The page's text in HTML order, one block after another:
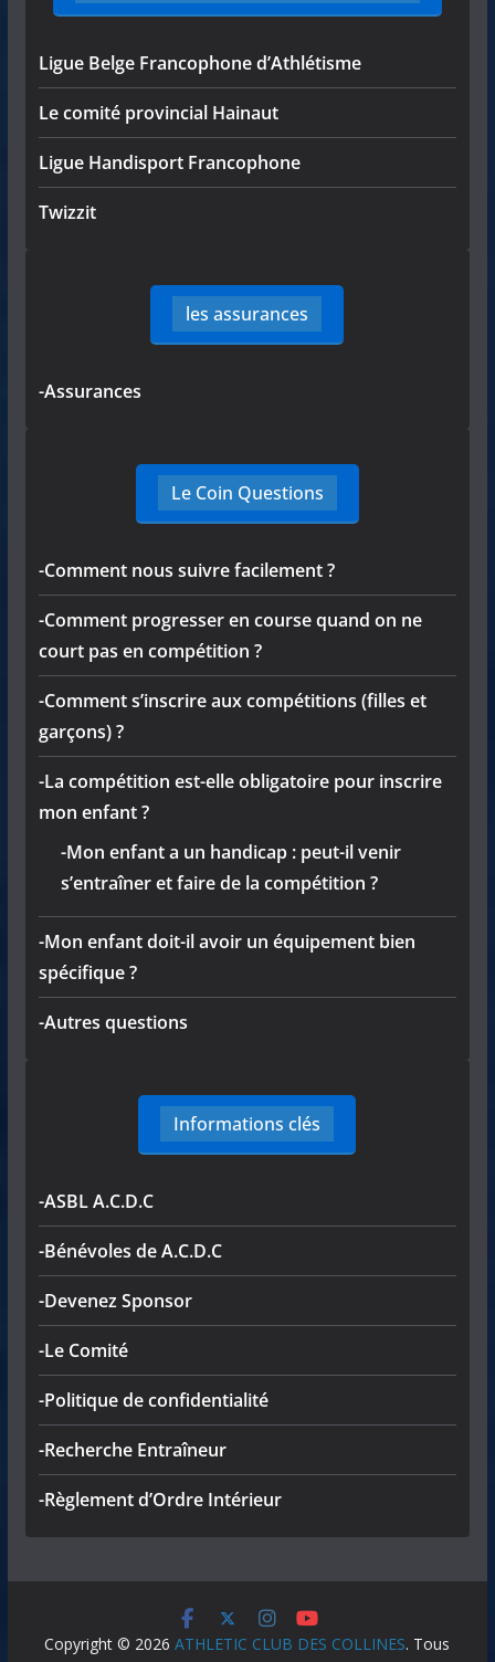
Ligue Belge Francophone d’Athlétisme
Le comité provincial Hainaut
Ligue Handisport Francophone
Twizzit
les assurances
-Assurances
Le Coin Questions
-Comment nous suivre facilement ?
-Comment progresser en course quand on ne
court pas en compétition ?
-Comment s’inscrire aux compétitions (filles et
garçons) ?
-La compétition est-elle obligatoire pour inscrire
mon enfant ?
-Mon enfant a un handicap : peut-il venir
s’entraîner et faire de la compétition ?
-Mon enfant doit-il avoir un équipement bien
spécifique ?
-Autres questions
Informations clés
-ASBL A.C.D.C
-Bénévoles de A.C.D.C
-Devenez Sponsor
-Le Comité
-Politique de confidentialité
-Recherche Entraîneur
-Règlement d’Ordre Intérieur
Copyright © 2026ATHLETIC CLUB DES COLLINES. Tous